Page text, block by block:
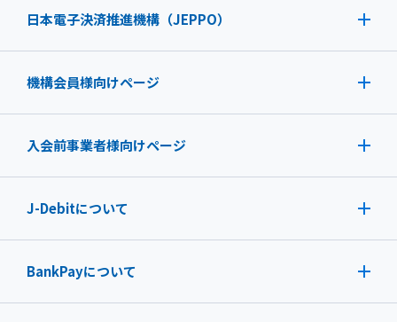
日本電子決済推進機構（JEPPO）
機構会員様向けページ
入会前事業者様向けページ
J-Debitについて
BankPayについて